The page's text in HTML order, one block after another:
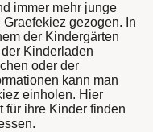
immer mehr junge
gezogen. In
der Kindergärten
Kinderladen
oder der
kann man
einholen. Hier
für ihre Kinder finden